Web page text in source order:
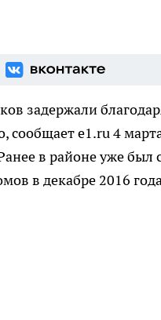
задержали
сообщает e1.ru 4
в районе уже
в декабре 2016